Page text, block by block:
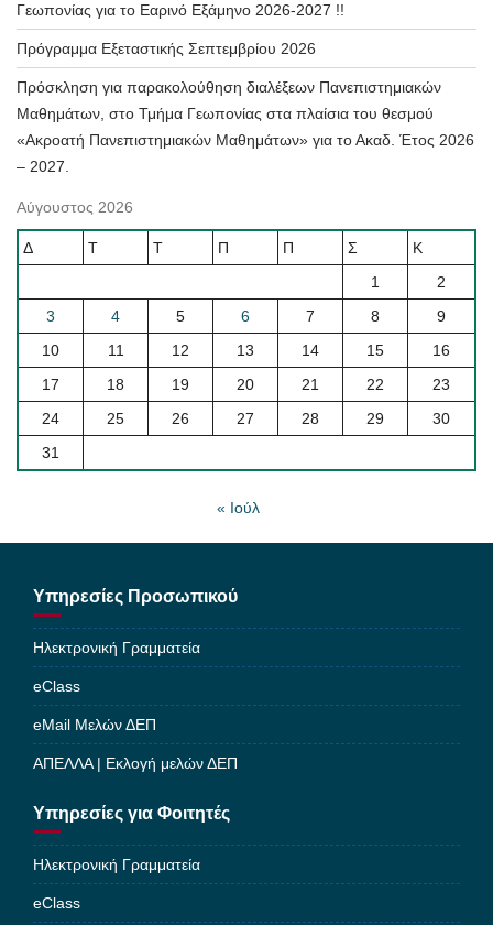
Γεωπονίας για το Εαρινό Εξάμηνο 2026-2027 !!
Πρόγραμμα Εξεταστικής Σεπτεμβρίου 2026
Πρόσκληση για παρακολούθηση διαλέξεων Πανεπιστημιακών
Μαθημάτων, στο Τμήμα Γεωπονίας στα πλαίσια του θεσμού
«Ακροατή Πανεπιστημιακών Μαθημάτων» για το Ακαδ. Έτος 2026
– 2027.
Αύγουστος 2026
Δ Τ Τ Π Π Σ
Κ
1
2
3
4 5 6 7 8
9
10
11 12 13 14 15
16
17
18 19 20 21 22
23
24
25 26 27 28 29
30
31
« Ιούλ
Υπηρεσίες Προσωπικού
Ηλεκτρονική Γραμματεία
eClass
eMail Μελών ΔΕΠ
ΑΠΕΛΛΑ | Εκλογή μελών ΔΕΠ
Υπηρεσίες για Φοιτητές
Ηλεκτρονική Γραμματεία
eClass